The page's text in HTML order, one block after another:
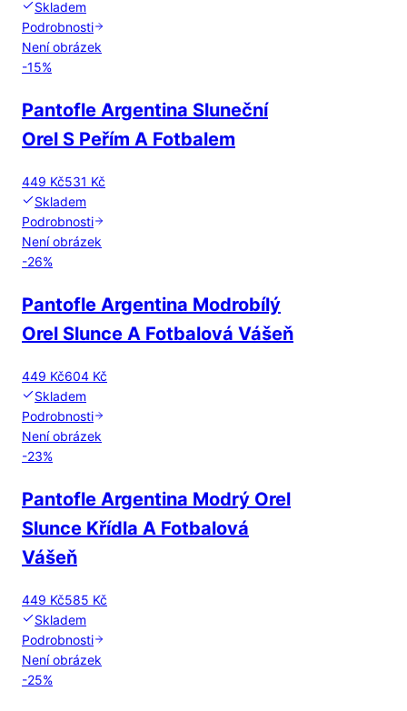
Skladem
Podrobnosti
Není obrázek
-15%
Pantofle Argentina Sluneční
Orel S Peřím A Fotbalem
449 Kč531 Kč
Skladem
Podrobnosti
Není obrázek
-26%
Pantofle Argentina Modrobílý
Orel Slunce A Fotbalová Vášeň
449 Kč604 Kč
Skladem
Podrobnosti
Není obrázek
-23%
Pantofle Argentina Modrý Orel
Slunce Křídla A Fotbalová
Vášeň
449 Kč585 Kč
Skladem
Podrobnosti
Není obrázek
-25%